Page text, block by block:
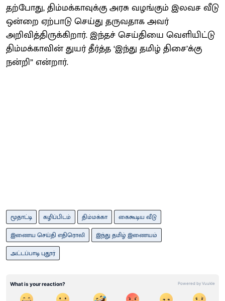
தற்போது, திம்மக்காவுக்கு அரசு வழங்கும் இலவச வீடு
ஒன்றை ஏற்பாடு செய்து தருவதாக அவர்
அறிவித்திருக்கிறார். இந்தச் செய்தியை வெளியிட்டு
திம்மக்காவின் துயர் தீர்த்த ‘இந்து தமிழ் திசை’க்கு
நன்றி” என்றார்.
மூதாட்டி கழிப்பிடம் திம்மக்கா
கைகூடிய வீடு
இணைய செய்தி எதிரொலி
இந்து தமிழ் இணையம்
அட்டப்பாடி புதூர்